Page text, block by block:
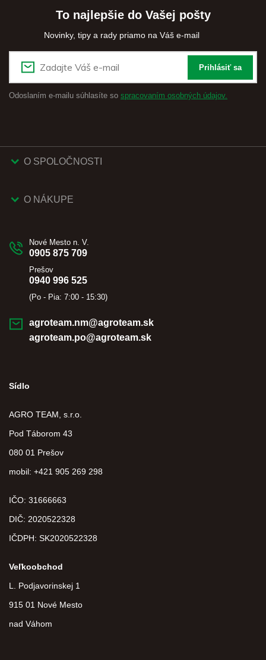
To najlepšie do Vašej pošty
Novinky, tipy a rady priamo na Váš e-mail
Prihlásiť sa
Odoslaním e-mailu súhlasíte so spracovaním osobných údajov.
O SPOLOČNOSTI
O NÁKUPE
Nové Mesto n. V.
0905 875 709
Prešov
0940 996 525
(Po - Pia: 7:00 - 15:30)
agroteam.nm@agroteam.sk
agroteam.po@agroteam.sk
Sídlo
AGRO TEAM, s.r.o.
Pod Táborom 43
080 01 Prešov
mobil: +421 905 269 298
IČO: 31666663
DIČ: 2020522328
IČDPH: SK2020522328
Veľkoobchod
L. Podjavorinskej 1
915 01 Nové Mesto
nad Váhom